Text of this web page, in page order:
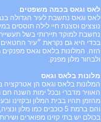
לאס וגאס בכמה משפטים
לאס וגאס נחשבת לעיר הגדולה
נחשבת למוקד תיירותי בשל
בכדי היא גם נקראת ״עיר
הזה. המלונות בלאס וגאס מפנקים
ולבחור מלון מפנק.
מלונות בלאס וגאס
המלונות בלאס וגאס הן אטרקציה
האוויר מדברי ובכל ימות השנה
מהזמן תהיו בבית המלון ובקזינו
והם ברמת 5 כוכבים כמו
בכולם יש בתי קזינו מפוארים